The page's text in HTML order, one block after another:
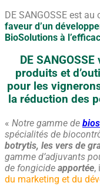
DE SANGOSSE est au
faveur d’un
BioSolutions à
DE
produits et
pour les
la réduction des
« Notre gamme de
spécialités de
botrytis, les vers de
gamme d’adjuvants
de fongicide apportée,
du marketing et du